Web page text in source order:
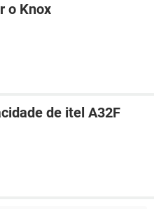
o Knox
de itel A32F